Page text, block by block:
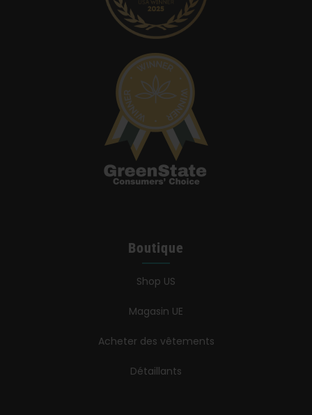
Boutique
Shop US
Magasin UE
Acheter des vêtements
Détaillants